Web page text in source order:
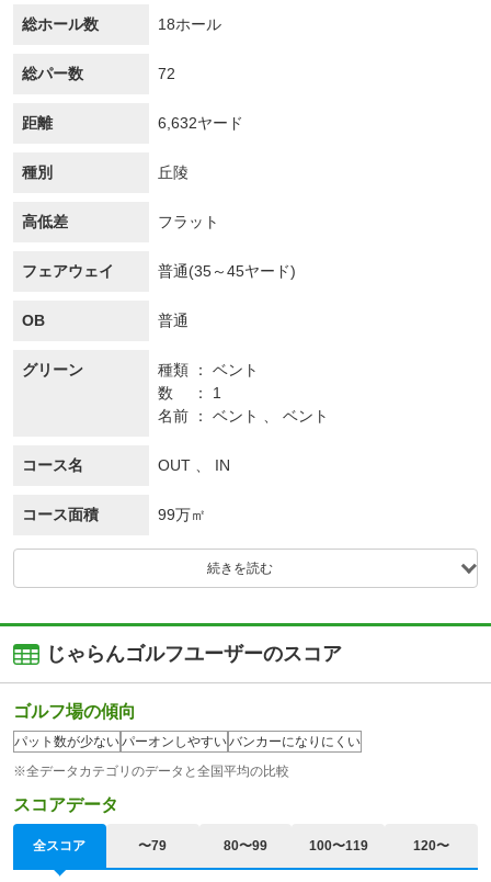
総ホール数 18ホール
総パー数 72
距離 6,632ヤード
種別 丘陵
高低差 フラット
フェアウェイ 普通(35～45ヤード)
OB 普通
グリーン 種類
ベント
数
1
名前
ベント 、 ベント
コース名 OUT 、 IN
コース面積 99万㎡
続きを読む
じゃらんゴルフユーザーのスコア
ゴルフ場の傾向
パット数が少ないパーオンしやすいバンカーになりにくい
※全データカテゴリのデータと全国平均の比較
スコアデータ
全スコア 〜79 80〜99 100〜119 120〜